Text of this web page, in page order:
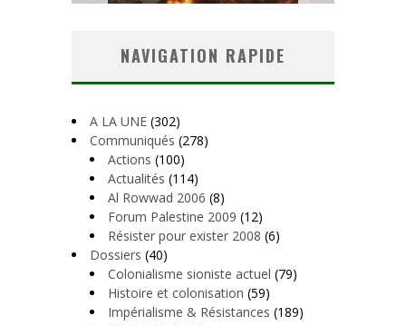
NAVIGATION RAPIDE
A LA UNE (302)
Communiqués (278)
Actions (100)
Actualités (114)
Al Rowwad 2006 (8)
Forum Palestine 2009 (12)
Résister pour exister 2008 (6)
Dossiers (40)
Colonialisme sioniste actuel (79)
Histoire et colonisation (59)
Impérialisme & Résistances (189)